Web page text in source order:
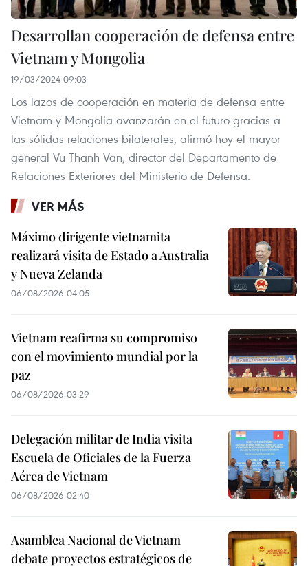
Desarrollan cooperación de defensa entre
Vietnam y Mongolia
19/03/2024 09:03
Los lazos de cooperación en materia de defensa entre
Vietnam y Mongolia avanzarán en el futuro gracias a
las sólidas relaciones bilaterales, afirmó hoy el mayor
general Vu Thanh Van, director del Departamento de
Relaciones Exteriores del Ministerio de Defensa.
VER MÁS
Máximo dirigente vietnamita
realizará visita de Estado a Australia
y Nueva Zelanda
06/08/2026 04:05
Vietnam reafirma su compromiso
con el movimiento mundial por la
paz
06/08/2026 03:29
Delegación militar de India visita
Escuela de Oficiales de la Fuerza
Aérea de Vietnam
06/08/2026 02:40
Asamblea Nacional de Vietnam
debate proyectos estratégicos de